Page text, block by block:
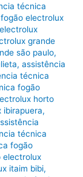
técnica
electrolux
grande
são paulo,
,assistência
técnica
fogão
horto
ibirapuera,
técnica
fogão
electrolux
itaim bibi,